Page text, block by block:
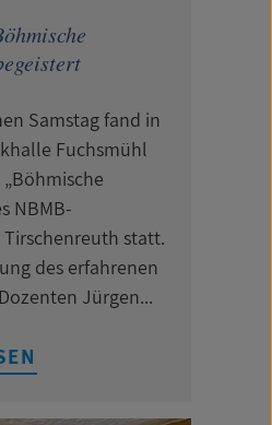
Samstag fand in
Fuchsmühl
NBMB-
Tirschenreuth statt.
des erfahrenen
Jürgen...